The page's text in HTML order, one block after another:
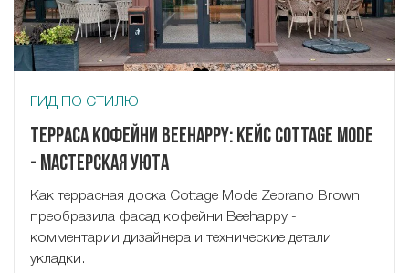
ГИД ПО СТИЛЮ
Терраса кофейни Beehappy: кейс Cottage Mode
- Мастерская Уюта
Как террасная доска Cottage Mode Zebrano Brown
преобразила фасад кофейни Beehappy -
комментарии дизайнера и технические детали
укладки.